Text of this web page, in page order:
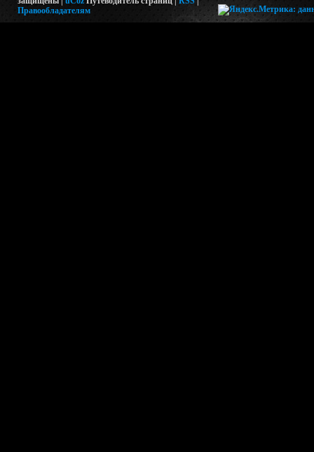
Правообладателям